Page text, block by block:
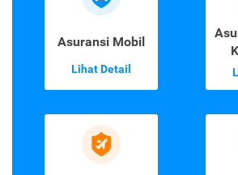
Asuransi Mobil
Lihat Detail